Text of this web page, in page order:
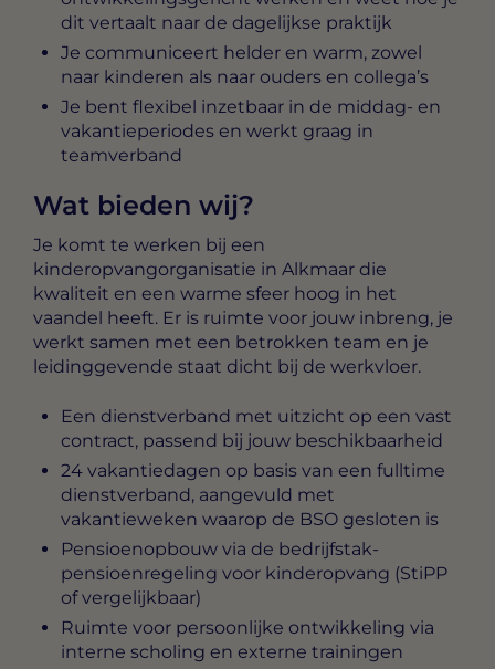
dit vertaalt naar de dagelijkse praktijk
Je communiceert helder en warm, zowel
naar kinderen als naar ouders en collega’s
Je bent flexibel inzetbaar in de middag- en
vakantieperiodes en werkt graag in
teamverband
Wat bieden wij?
Je komt te werken bij een
kinderopvangorganisatie in Alkmaar die
kwaliteit en een warme sfeer hoog in het
vaandel heeft. Er is ruimte voor jouw inbreng, je
werkt samen met een betrokken team en je
leidinggevende staat dicht bij de werkvloer.
Een dienstverband met uitzicht op een vast
contract, passend bij jouw beschikbaarheid
24 vakantiedagen op basis van een fulltime
dienstverband, aangevuld met
vakantieweken waarop de BSO gesloten is
Pensioenopbouw via de bedrijfstak-
pensioenregeling voor kinderopvang (StiPP
of vergelijkbaar)
Ruimte voor persoonlijke ontwikkeling via
interne scholing en externe trainingen